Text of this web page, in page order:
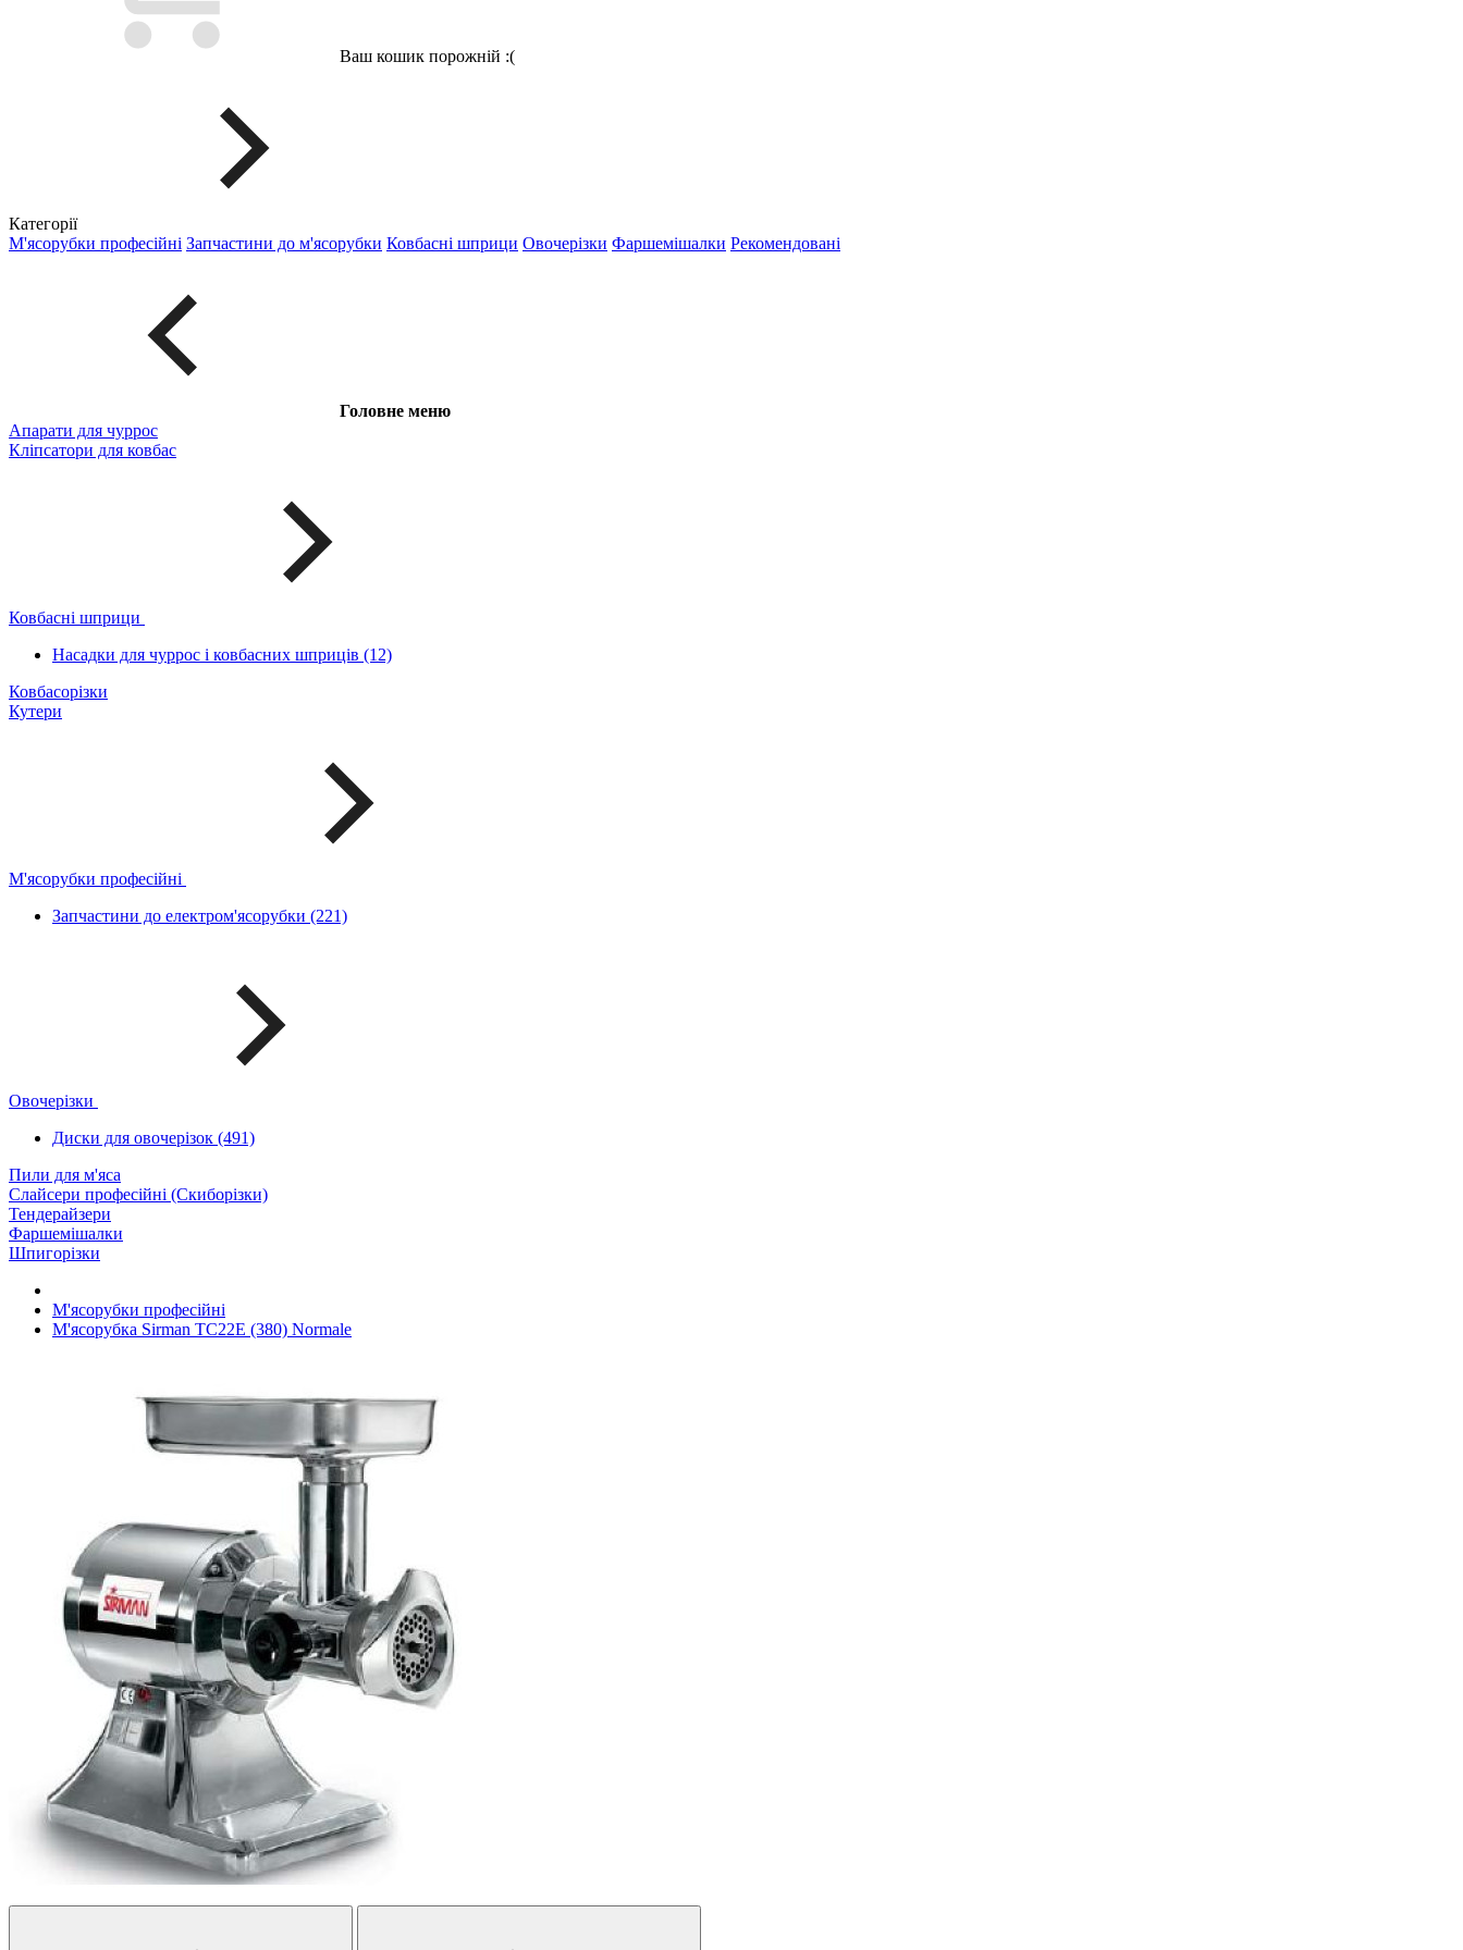
Ваш кошик порожній :(
Категорії
М'ясорубки професійні Запчастини до м'ясорубки Ковбасні шприци Овочерізки Фаршемішалки Рекомендовані
Головне меню
Апарати для чуррос
Кліпсатори для ковбас
Ковбасні шприци
Насадки для чуррос і ковбасних шприців (12)
Ковбасорізки
Кутери
М'ясорубки професійні
Запчастини до електром'ясорубки (221)
Овочерізки
Диски для овочерізок (491)
Пили для м'яса
Слайсери професійні (Скиборізки)
Тендерайзери
Фаршемішалки
Шпигорізки
М'ясорубки професійні
М'ясорубка Sirman TC22E (380) Normale